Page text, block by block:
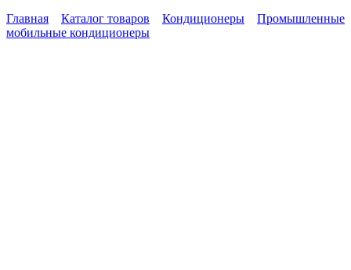
Главная
Каталог товаров Кондиционеры
Промышленные
мобильные кондиционеры